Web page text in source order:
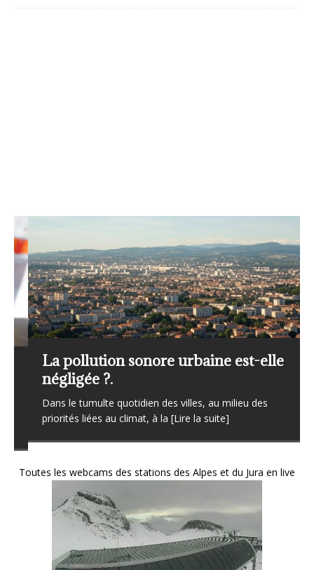
La pollution sonore urbaine est-elle
négligée ?.
Dans le tumulte quotidien des villes, au milieu des
priorités liées au climat, à la
Toutes les webcams des stations des Alpes et du Jura en live